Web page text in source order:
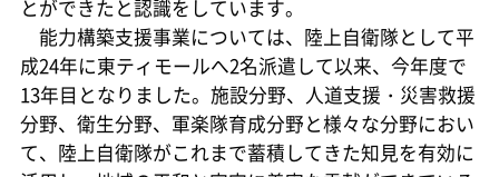
とができたと認識をしています。
能力構築支援事業については、陸上自衛隊として平
成24年に東ティモールへ2名派遣して以来、今年度で
13年目となりました。施設分野、人道支援・災害救援
分野、衛生分野、軍楽隊育成分野と様々な分野におい
て、陸上自衛隊がこれまで蓄積してきた知見を有効に